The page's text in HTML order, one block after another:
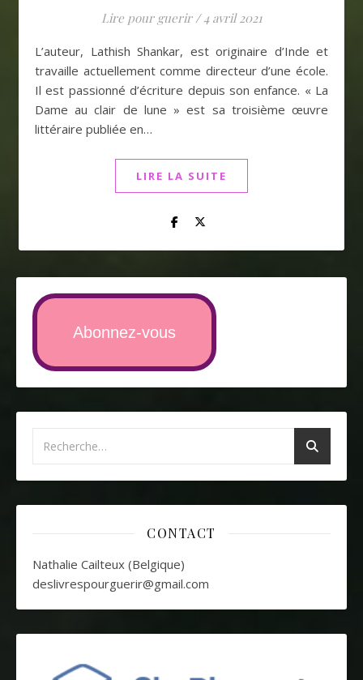
Lire pour guerir / 4 avril 2021
L’auteur, Lathish Shankar, est originaire d’Inde et
travaille actuellement comme directeur d’une école.
Il est passionné d’écriture depuis son enfance. « La
Dame au clair de lune » est sa troisième œuvre
littéraire publiée en…
LIRE LA SUITE
Abonnez-vous
CONTACT
Nathalie Cailteux (Belgique)
deslivrespourguerir@gmail.com